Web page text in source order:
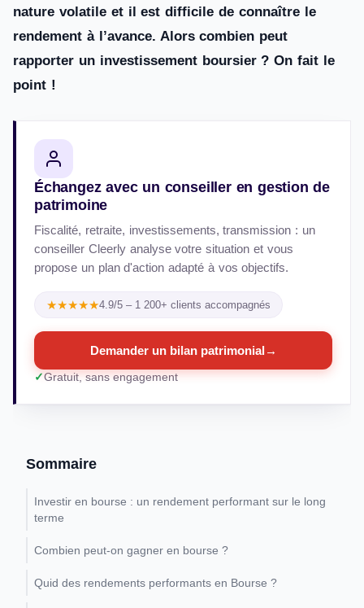
nature volatile et il est difficile de connaître le
rendement à l’avance. Alors combien peut
rapporter un investissement boursier ? On fait le
point !
Échangez avec un conseiller en gestion de
patrimoine
Fiscalité, retraite, investissements, transmission : un
conseiller Cleerly analyse votre situation et vous
propose un plan d'action adapté à vos objectifs.
★★★★★4.9/5 – 1 200+ clients accompagnés
Demander un bilan patrimonial →
Gratuit, sans engagement
Sommaire
Investir en bourse : un rendement performant sur le long
terme
Combien peut-on gagner en bourse ?
Quid des rendements performants en Bourse ?